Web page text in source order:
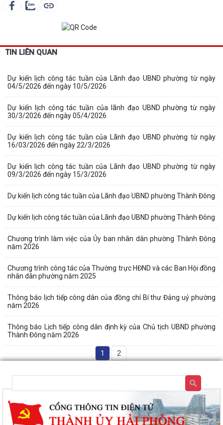
TIN LIÊN QUAN
Dự kiến lịch công tác tuần của Lãnh đạo UBND phường từ ngày
04/5/2026 đến ngày 10/5/2026
Dự kiến lịch công tác tuần của lãnh đạo UBND phường từ ngày
30/3/2026 đến ngày 05/4/2026
Dự kiến lịch công tác tuần của Lãnh đạo UBND phường từ ngày
16/03/2026 đến ngày 22/3/2026
Dự kiến lịch công tác tuần của Lãnh đạo UBND phường từ ngày
09/3/2026 đến ngày 15/3/2026
Dự kiến lịch công tác tuần của Lãnh đạo UBND phường Thành Đông
Dự kiến lịch công tác tuần của Lãnh đạo UBND phường Thành Đông
Chương trình làm việc của Ủy ban nhân dân phường Thành Đông
năm 2026
Chương trình công tác của Thường trực HĐND và các Ban Hội đồng
nhân dân phường năm 2025
Thông báo lịch tiếp công dân của đồng chí Bí thư Đảng uỷ phường
năm 2026
Thông báo Lịch tiếp công dân định kỳ của Chủ tịch UBND phường
Thành Đông năm 2026
1 2